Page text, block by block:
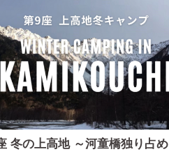
冬の上高地 ～河童橋独り占め